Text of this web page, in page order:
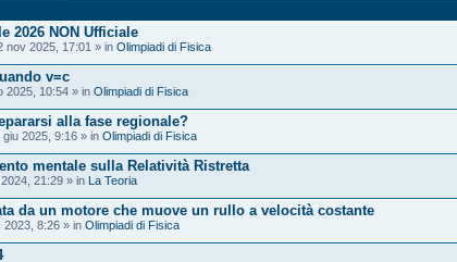
2026 NON Ufficiale
nov 2025, 17:01 » in Olimpiadi di Fisica
v=c
2025, 10:54 » in Olimpiadi di Fisica
alla fase regionale?
giu 2025, 9:16 » in Olimpiadi di Fisica
mentale sulla Relatività Ristretta
21:29 » in La Teoria
da un motore che muove un rullo a velocità costante
2023, 8:26 » in Olimpiadi di Fisica